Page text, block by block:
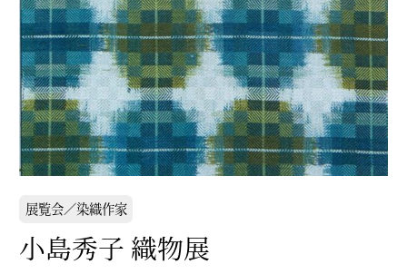
展覧会／染織作家
小島秀子 織物展